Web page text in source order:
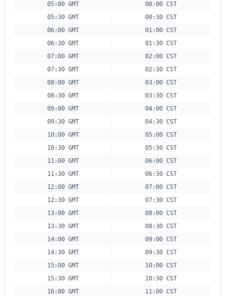
05:00 GMT
00:00 CST
05:30 GMT
00:30 CST
06:00 GMT
01:00 CST
06:30 GMT
01:30 CST
07:00 GMT
02:00 CST
07:30 GMT
02:30 CST
08:00 GMT
03:00 CST
08:30 GMT
03:30 CST
09:00 GMT
04:00 CST
09:30 GMT
04:30 CST
10:00 GMT
05:00 CST
10:30 GMT
05:30 CST
11:00 GMT
06:00 CST
11:30 GMT
06:30 CST
12:00 GMT
07:00 CST
12:30 GMT
07:30 CST
13:00 GMT
08:00 CST
13:30 GMT
08:30 CST
14:00 GMT
09:00 CST
14:30 GMT
09:30 CST
15:00 GMT
10:00 CST
15:30 GMT
10:30 CST
16:00 GMT
11:00 CST